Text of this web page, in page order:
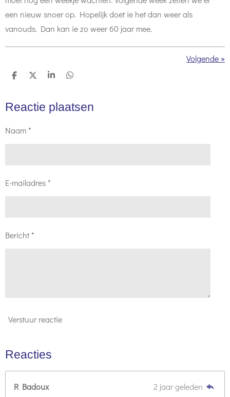
een nieuw snoer op. Hopelijk doet ie het dan weer als
vanouds. Dan kan ie zo weer 60 jaar mee.
Volgende »
D
e
n
D
l
S
r
e
D
e
n
Reactie plaatsen
Naam *
E-mailadres *
Bericht *
Verstuur reactie
Reacties
R Badoux
2 jaar geleden